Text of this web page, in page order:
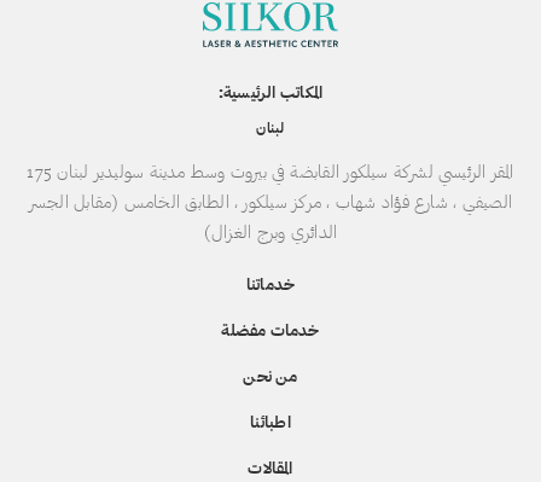
المكاتب الرئيسية:
لبنان
المقر الرئيسي لشركة سيلكور القابضة في بيروت وسط مدينة سوليدير لبنان 175
الصيفي ، شارع فؤاد شهاب ، مركز سيلكور ، الطابق الخامس (مقابل الجسر
الدائري وبرج الغزال)
خدماتنا
خدمات مفضلة
من نحن
اطبائنا
المقالات